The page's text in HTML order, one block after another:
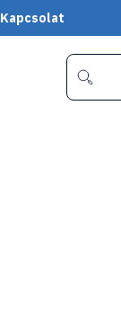
Kapcsolat